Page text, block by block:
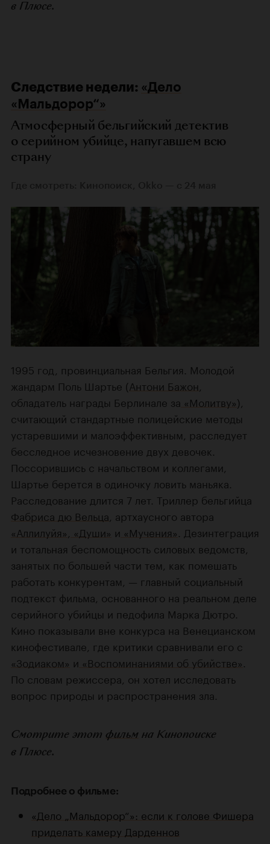
в Плюсе.
Следствие недели: «Дело
«Мальдорор“»
Атмосферный бельгийский детектив
о серийном убийце, напугавшем всю
страну
1995 год, провинциальная Бельгия. Молодой
жандарм Поль Шартье (Антони Бажон
обладатель награды Берлинале за «Молитву»),
считающий стандартные полицейские методы
устаревшими и малоэффективным, расследует
бесследное исчезновение двух девочек.
Поссорившись с начальством и коллегами,
Шартье берется в одиночку ловить маньяка.
Расследование длится 7 лет. Триллер бельгийца
Фабриса дю Вельца , артхаусного автора
«Аллилуйя» «Души» и «Мучения» . Дезинтеграция
и тотальная беспомощность силовых ведомств,
занятых по большей части тем, как помешать
работать конкурентам, — главный социальный
подтекст фильма, основанного на реальном деле
серийного убийцы и педофила Марка Дютро.
Кино показывали вне конкурса на Венецианском
кинофестивале, где критики сравнивали его с
«Зодиаком» и «Воспоминаниями об убийстве»
По словам режиссера, он хотел исследовать
вопрос природы и распространения зла.
Смотрите этот фильм на Кинопоиске
в Плюсе.
Подробнее о фильме:
«Дело „Мальдорор“»: если к голове Фишера
приделать камеру Дарденнов